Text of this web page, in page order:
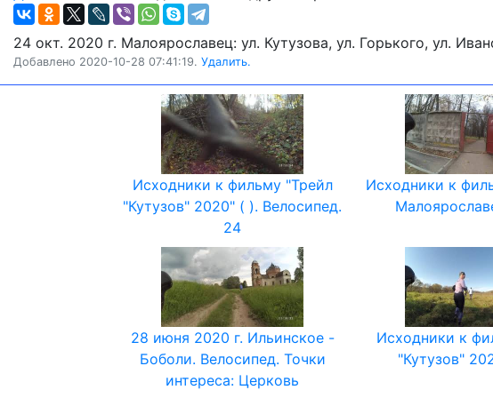
24 окт. 2020 г. Малоярославец: ул. Кутузова, ул. Горького, ул.
Добавлено 2020-10-28 07:41:19. Удалить.
Исходники к фильму "Трейл
"Кутузов" 2020" ( ). Велосипед.
24
Исходники к
28 июня 2020 г. Ильинское -
Боболи. Велосипед. Точки
интереса: Церковь
Исходники к
"Кутузов"